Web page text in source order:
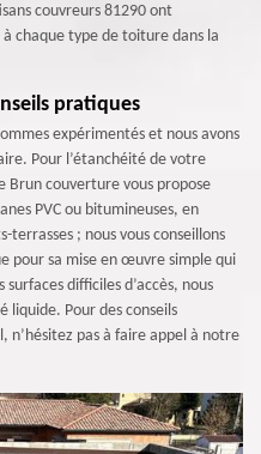
couvreurs 81290 ont
chaque type de toiture dans la
pratiques
expérimentés et nous avons
Pour l’étanchéité de votre
couverture vous propose
PVC ou bitumineuses, en
terrasses ; nous vous conseillons
pour sa mise en œuvre simple qui
difficiles d’accès, nous
liquide. Pour des conseils
n’hésitez pas à faire appel à notre